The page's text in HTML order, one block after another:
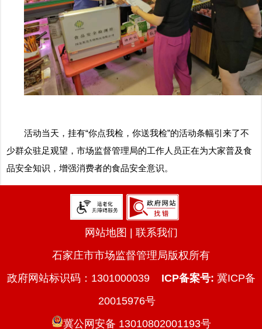
活动当天，挂有“你点我检，你送我检”的活动条幅引来了不
少群众驻足观望，市场监督管理局的工作人员正在为大家普及食
品安全知识，增强消费者的食品安全意识。